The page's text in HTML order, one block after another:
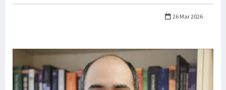
26 Mar 2026